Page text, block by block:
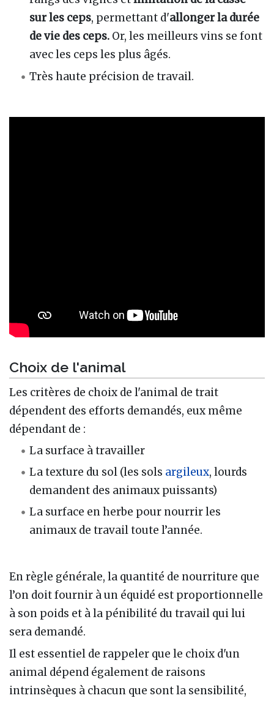
sur les ceps, permettant d'allonger la durée
de vie des ceps. Or, les meilleurs vins se font
avec les ceps les plus âgés.
Très haute précision de travail.
Choix de l'animal
Les critères de choix de l'animal de trait
dépendent des efforts demandés, eux même
dépendant de :
La surface à travailler
La texture du sol (les sols argileux, lourds
demandent des animaux puissants)
La surface en herbe pour nourrir les
animaux de travail toute l’année.
En règle générale, la quantité de nourriture que
l’on doit fournir à un équidé est proportionnelle
à son poids et à la pénibilité du travail qui lui
sera demandé.
Il est essentiel de rappeler que le choix d'un
animal dépend également de raisons
intrinsèques à chacun que sont la sensibilité,